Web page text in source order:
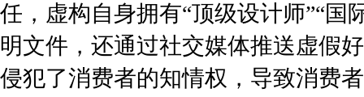
任，虚构自身拥有“顶级设计师”“国
明文件，还通过社交媒体推送虚假
侵犯了消费者的知情权，导致消费